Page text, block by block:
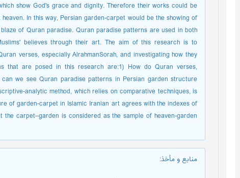
show God's grace and dignity. Therefore their works could be
In this way, Persian garden-carpet would be the showing of
of Quran paradise. Quran paradise patterns are used in both
believes through their art. The aim of this research is to
verses, especially AlrahmanSorah, and investigating how they
that are posed in this research are:1) How do Quran verses,
we see Quran paradise patterns in Persian garden structure
analytic method, which relies on comparative techniques, is
of garden-carpet in Islamic Iranian art agrees with the indexes of
carpet–garden is considered as the sample of heaven-garden
منابع و مأخذ: